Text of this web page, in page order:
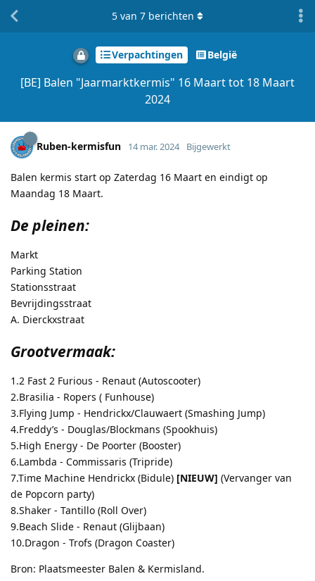
Verpachtingen België
[BE] Balen "Jaarmarktkermis" 16 Maart tot 18 Maart
2024
5 van 7 berichten
Ruben-kermisfun 14 mar. 2024 Bijgewerkt
Balen kermis start op Zaterdag 16 Maart en eindigt op
Maandag 18 Maart.
De pleinen:
Markt
Parking Station
Stationsstraat
Bevrijdingsstraat
A. Dierckxstraat
Grootvermaak:
1.2 Fast 2 Furious - Renaut (Autoscooter)
2.Brasilia - Ropers ( Funhouse)
3.Flying Jump - Hendrickx/Clauwaert (Smashing Jump)
4.Freddy’s - Douglas/Blockmans (Spookhuis)
5.High Energy - De Poorter (Booster)
6.Lambda - Commissaris (Tripride)
7.Time Machine Hendrickx (Bidule) [NIEUW] (Vervanger van
de Popcorn party)
8.Shaker - Tantillo (Roll Over)
9.Beach Slide - Renaut (Glijbaan)
10.Dragon - Trofs (Dragon Coaster)
Bron: Plaatsmeester Balen & Kermisland.